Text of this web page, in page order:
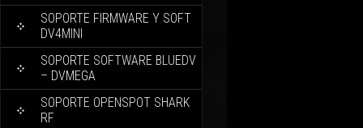
SOPORTE FIRMWARE Y SOFT
DV4MINI
SOPORTE SOFTWARE BLUEDV
– DVMEGA
SOPORTE OPENSPOT SHARK
RF